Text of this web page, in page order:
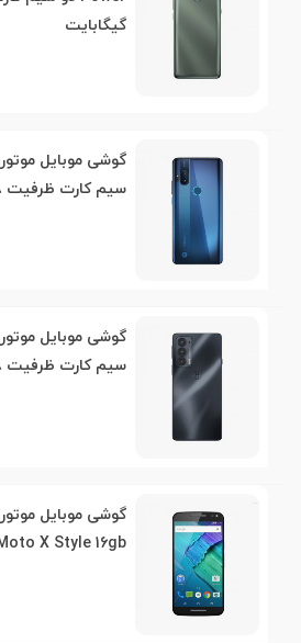
گیگابایت
سیم کارت ظرفیت 4/128 گیگابایت
سیم کارت ظرفیت 8/128 گیگابایت
X Style 16gb